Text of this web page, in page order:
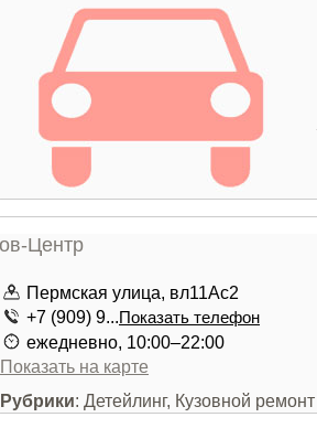
Пермская улица, вл11Ас2
+7 (909) 9...Показать телефон
ежедневно, 10:00–22:00
Показать на карте
Рубрики: Детейлинг, Кузовной ремонт